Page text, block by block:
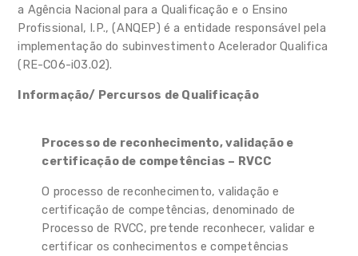
a Agência Nacional para a Qualificação e o Ensino
Profissional, I.P., (ANQEP) é a entidade responsável pela
implementação do subinvestimento Acelerador Qualifica
(RE-C06-i03.02).
Informação/ Percursos de Qualificação
Processo de reconhecimento, validação e
certificação de competências – RVCC
O processo de reconhecimento, validação e
certificação de competências, denominado de
Processo de RVCC, pretende reconhecer, validar e
certificar os conhecimentos e competências